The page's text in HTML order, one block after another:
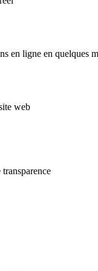
en ligne en quelques
web